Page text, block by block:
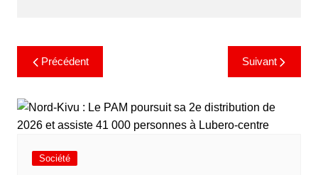
Précédent Suivant
Société